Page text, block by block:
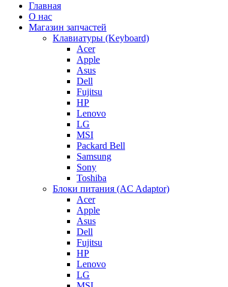
Главная
О нас
Магазин запчастей
Клавиатуры (Keyboard)
Acer
Apple
Asus
Dell
Fujitsu
HP
Lenovo
LG
MSI
Packard Bell
Samsung
Sony
Toshiba
Блоки питания (AC Adaptor)
Acer
Apple
Asus
Dell
Fujitsu
HP
Lenovo
LG